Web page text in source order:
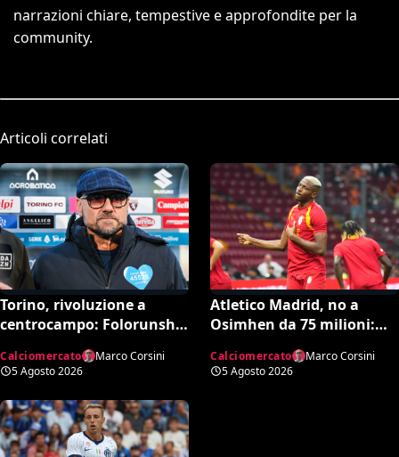
narrazioni chiare, tempestive e approfondite per la
community.
Articoli correlati
Torino, rivoluzione a
centrocampo: Folorunsho
lista di Petrachi
Calciomercato
Marco Corsini
5 Agosto 2026
Atletico Madrid, no a
Osimhen da 75 milioni:
Tottenham
Calciomercato
Marco Corsini
5 Agosto 2026